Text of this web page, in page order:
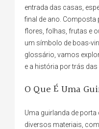
entrada das casas,
final de ano.
flores, folhas, frutas e
um símbolo de boas-
glossário, vamos
e a história por trás das
O Que É Uma
Uma guirlanda de
diversos materiais,